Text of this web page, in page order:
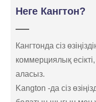
Неге Кангтон?
Кангтонда сіз
коммерциялық
аласыз.
Kangton -да сіз